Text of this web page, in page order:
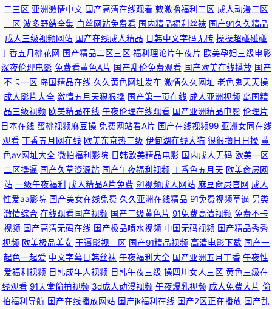
站 草莓视频在线看 午夜剧场1分钟体验区 亚洲欧美精品国产日韩 九一干逼
91黄色视频精品 在线岛国欧美 久久嫩草av ９1网站 91热爆偷拍综合视频 青
青在线视频免费播放 国产高清一级久久毛片 洗纹身对怀孕有影响吗 无码人
妻一区免费 黄色大全视频 中文字幕搜索新AV 无码高清三区 密桃传楳在线视
频 AV免费在线观看入口 九一国产视频一区 日韩久久一本一色 国产精品久久
日精品 51导航 午夜九一 久久淫九九av AV天堂资源网站 久久婷婷一级婬片
AAA 日本黄色大全 国产精品乱二区 色色综合az 色欲av网站 国产色免费 在
线观看免费版高清版 午夜影音在线资源站 九九热精品视频 91官网在线观看
亚洲天堂网日本免费 久久草在线国产 91麻豆蜜桃 51页精品 欧美极品视频 爱
香蕉视频 欧美人性交xⅩⅩ 天美九一 精品无码人妻一区二区 91看片黄色 尤物
二三区 亚洲激情中文 国产高清在线观看 敕激撸福利二区 成人动漫二区
三区 波多野结全集 白丝网站免费看 国内精品福利丝袜 国产91久久精品
成人三级视频网站 国产在线成人精品 日韩中文字码无砖 操操超碰碰碰
丁香五月桃花网 国产精品二区三区 福利理论片午夜片 欧美孕妇三级电影
深夜伦理电影 免费看黄色A片 国产乱伦免费观看 国产欧美在线播放 国产
不卡一区 岛国精品在线 久久黄色网址发布 激情久久网址 老色鬼天天操
成人影片大全 激情五月天狠狠操 国产第一页在线 成人亚洲视频 岛国精
品三级视频 欧美精品在线 午夜伦理在线观看 国产亚洲精品电影 伦理片
日本在线 蜜桃视频麻豆操 免费网站看A片 国产在线视频99 亚洲女同在线
观看 丁香五月网在线 欧美东京热三级 伊甸湖在线大猫 很很撸日日操 黄
色av网址大全 微拍福利影院 日韩欧美精品电影 国内成人无码 欧美一区
二区操逼 国产久草资源站 国产午夜福利视频 丁香色五月天 欧美肏屄网
站 一级午夜福利 成人精品A片免费 91视频成人网站 麻豆肏屄官网 成人
性爱aa影院 国产美女在线免费 久久亚洲在线精品 91免费视频草逼 另类
激情综合 在线观看国产视频 国产三级黄色片 91免费高清视频 免费不卡
视频 国产高清无码在线 国产极品喷水视频 中国无码视频 国产精品秀秀
视频 欧美极品美女 干逼影视三区 国产91精品视频 高清电影下载 国产一
起色一起爱 中文字幕日韩丝袜 午夜福利大全 国产亚洲五月丁香 午夜性
爱福利视频 日韩成年人视频 日韩午夜三级 操四川女人三区 黄色三级在
线观看 91天堂偷拍视频 3d成人动漫视频 午夜爆乳视频 成人免费大片 偷
拍福利导航 国产在线播放网站 国产jk福利在线 国产2区正在播放 国产乱